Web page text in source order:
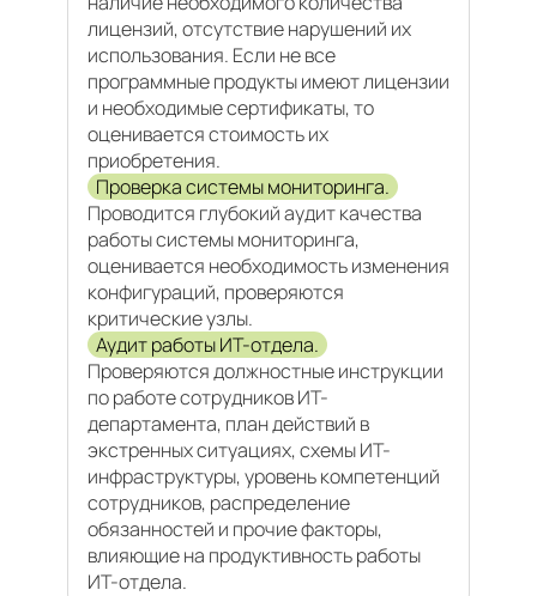
лицензий, отсутствие нарушений их
использования. Если не все
программные продукты имеют лицензии
и необходимые сертификаты, то
оценивается стоимость их
приобретения.
Проверка системы мониторинга.
Проводится глубокий аудит качества
работы системы мониторинга,
оценивается необходимость изменения
конфигураций, проверяются
критические узлы.
Аудит работы ИТ-отдела.
Проверяются должностные инструкции
по работе сотрудников ИТ-
департамента, план действий в
экстренных ситуациях, схемы ИТ-
инфраструктуры, уровень компетенций
сотрудников, распределение
обязанностей и прочие факторы,
влияющие на продуктивность работы
ИТ-отдела.